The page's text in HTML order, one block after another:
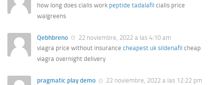
how long does cialis work peptide tadalafil cialis price
walgreens
Qebhbreno
22 noviembre, 2022 a las 4:10 am
viagra price without insurance cheapest uk sildenafil cheap
viagra overnight delivery
pragmatic play demo
22 noviembre, 2022 a las 12:22 pm